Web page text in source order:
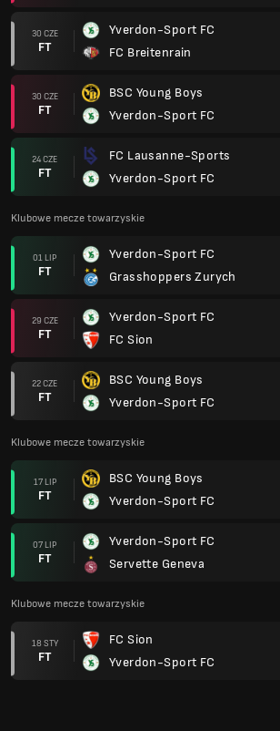
30 CZE
FT
Yverdon-Sport FC
FC Breitenrain
30 CZE
FT
BSC Young Boys
Yverdon-Sport FC
24 CZE
FT
FC Lausanne-Sports
Yverdon-Sport FC
Klubowe mecze towarzyskie
01 LIP
FT
Yverdon-Sport FC
Grasshoppers Zurych
29 CZE
FT
Yverdon-Sport FC
FC Sion
22 CZE
FT
BSC Young Boys
Yverdon-Sport FC
Klubowe mecze towarzyskie
17 LIP
FT
BSC Young Boys
Yverdon-Sport FC
07 LIP
FT
Yverdon-Sport FC
Servette Geneva
Klubowe mecze towarzyskie
18 STY
FT
FC Sion
Yverdon-Sport FC